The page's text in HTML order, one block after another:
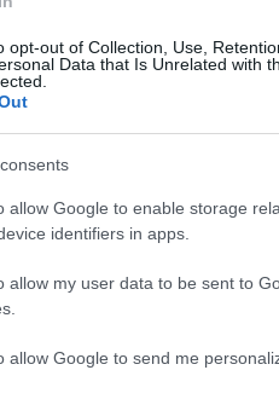
opt-out of Collection, Use,
Data that Is Unrelated with
allow Google to enable storage
identifiers in apps.
allow my user data to be sent to
allow Google to send me
a tavalyi évet, Paolo
Azonban az
történő ismételt feltűnése
és értelmetlen filmet ritkán
mellett a közönség is
amit még talán soha nem
mondani, miért szeretne